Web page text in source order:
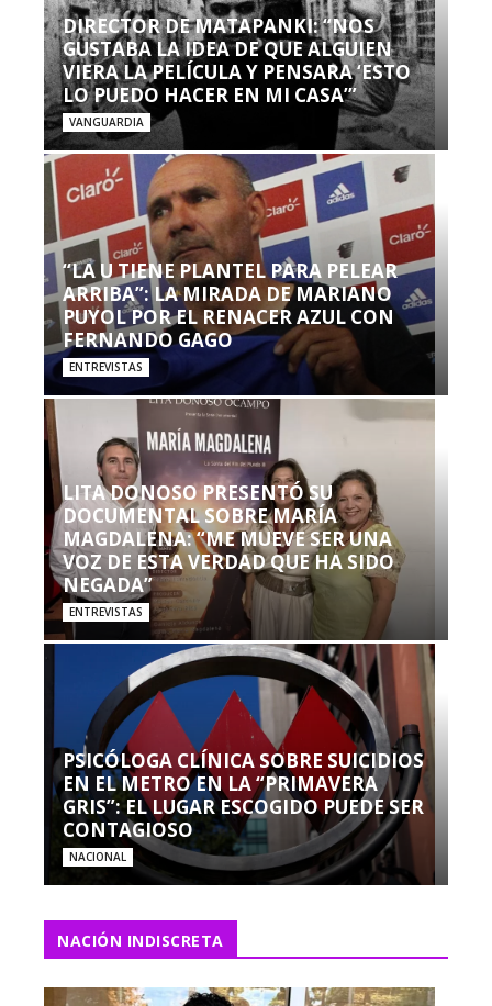
DIRECTOR DE MATAPANKI: “NOS
GUSTABA LA IDEA DE QUE ALGUIEN
VIERA LA PELÍCULA Y PENSARA ‘ESTO
LO PUEDO HACER EN MI CASA’”
VANGUARDIA
“LA U TIENE PLANTEL PARA PELEAR
ARRIBA”: LA MIRADA DE MARIANO
PUYOL POR EL RENACER AZUL CON
FERNANDO GAGO
ENTREVISTAS
LITA DONOSO PRESENTÓ SU
DOCUMENTAL SOBRE MARÍA
MAGDALENA: “ME MUEVE SER UNA
VOZ DE ESTA VERDAD QUE HA SIDO
NEGADA”
ENTREVISTAS
PSICÓLOGA CLÍNICA SOBRE SUICIDIOS
EN EL METRO EN LA “PRIMAVERA
GRIS”: EL LUGAR ESCOGIDO PUEDE SER
CONTAGIOSO
NACIONAL
NACIÓN INDISCRETA